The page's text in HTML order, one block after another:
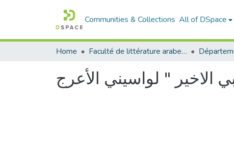
Communities & Collections All of DSpace
Home Faculté de littérature arabe et des arts